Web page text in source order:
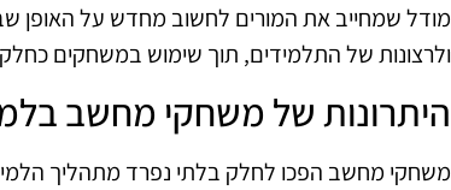
מודל שמחייב את המורים לחשוב מחדש על האופן
ולרצונות של התלמידים, תוך שימוש במשחקים
היתרונות של משחקי מחשב
משחקי מחשב הפכו לחלק בלתי נפרד מתהליך